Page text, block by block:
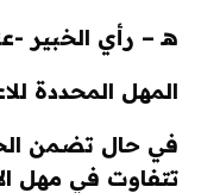
هـ – رأي الخبير -
المهل المحددة
في حال تضمن
تتفاوت في مهل